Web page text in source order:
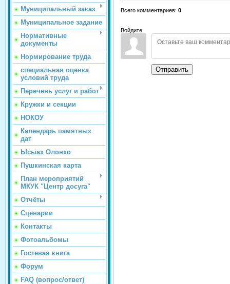
Муниципальный заказ
Муниципальное задание
Нормативные
документы
Нормирование труда
специальная оценка
условий труда
Перечень услуг и работ
Кружки и секции
НОКОУ
Календарь памятных
дат
Ысыах Олонхо
Пушкинская карта
План мероприятий
МКУК "Центр досуга"
Отчёты
Сценарии
Контакты
Фотоальбомы
Гостевая книга
Форум
FAQ (вопрос/ответ)
Всего комментариев: 0
Войдите:
Отправить